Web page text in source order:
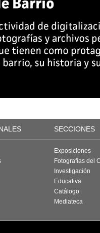
SECCIONES
Exposiciones
Fotografías del
Investigación
Educativa
Catálogo
Mediateca